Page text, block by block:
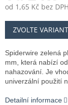
od 1,65 Kč bez DPH
Měrná
cena:
ZVOLTE
Spiderwire zelená
mm, která nabízí
nahazování. Je
univerzální použití
Detailní informace